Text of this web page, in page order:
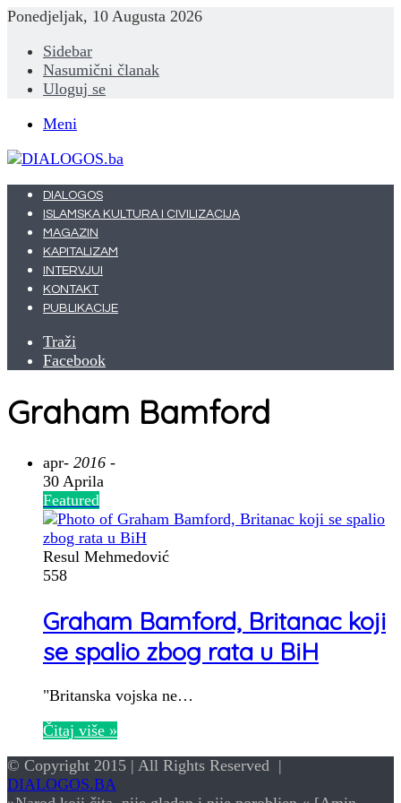
Ponedjeljak, 10 Augusta 2026
Sidebar
Nasumični članak
Uloguj se
Meni
DIALOGOS
ISLAMSKA KULTURA I CIVILIZACIJA
MAGAZIN
KAPITALIZAM
INTERVJUI
KONTAKT
PUBLIKACIJE
Traži
Facebook
Graham Bamford
apr- 2016 -
30 Aprila
Featured
Resul Mehmedović
558
Graham Bamford, Britanac koji
se spalio zbog rata u BiH
"Britanska vojska ne…
Čitaj više »
© Copyright 2015 | All Rights Reserved |
DIALOGOS.BA